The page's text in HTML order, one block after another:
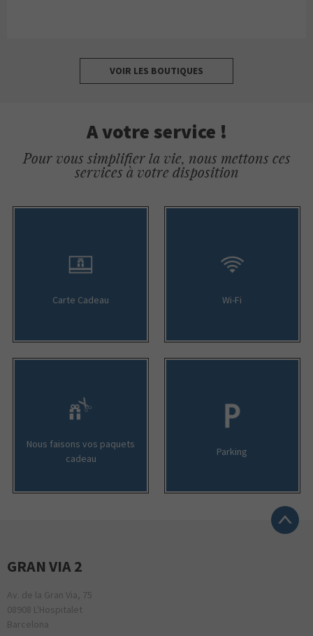
VOIR LES BOUTIQUES
A votre service !
Pour vous simplifier la vie, nous mettons ces
services à votre disposition
Carte Cadeau Wi-Fi
Nous faisons vos paquets
cadeau
Parking
GRAN VIA 2
Av. de la Gran Via, 75
08908 L'Hospitalet
Barcelona